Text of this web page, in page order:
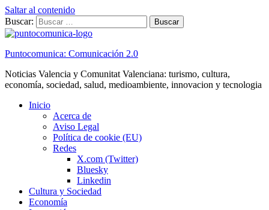
Saltar al contenido
Buscar:
Puntocomunica: Comunicación 2.0
Noticias Valencia y Comunitat Valenciana: turismo, cultura,
economía, sociedad, salud, medioambiente, innovacion y tecnologia
Inicio
Acerca de
Aviso Legal
Política de cookie (EU)
Redes
X.com (Twitter)
Bluesky
Linkedin
Cultura y Sociedad
Economía